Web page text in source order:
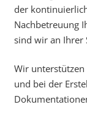
der
Nachbetreuung
sind wir an Ihrer
Wir unterstützen
und bei der